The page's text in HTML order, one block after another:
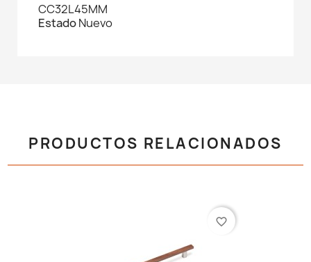
CC32L45MM
EstadoNuevo
PRODUCTOS RELACIONADOS
favorite_border